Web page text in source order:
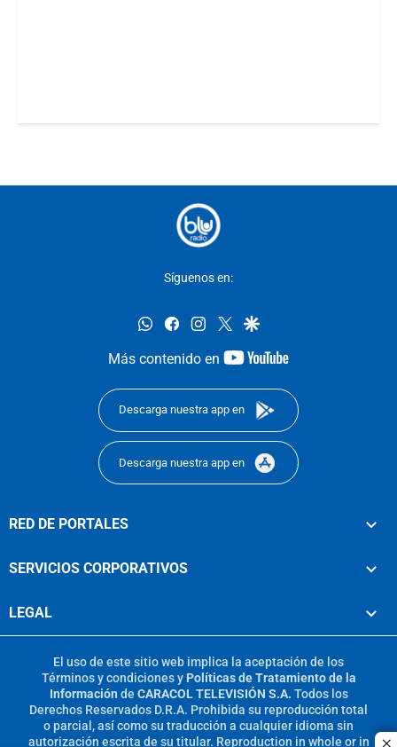
Síguenos en:
whatsappfacebookinstagram
twittergoogle
Más contenido en
youtube-
Descarga nuestra app en
Descarga nuestra app en
RED DE PORTALES
SERVICIOS CORPORATIVOS
LEGAL
El uso de este sitio web implica la aceptación de los
Términos y condicionesy Políticas de Tratamiento de la
Información de CARACOL TELEVISIÓN S.A. Todos los
Derechos Reservados D.R.A. Prohibida su reproducción total
o parcial, así como su traducción a cualquier idioma sin
autorización escrita de su titular. Reproduction in whole or in